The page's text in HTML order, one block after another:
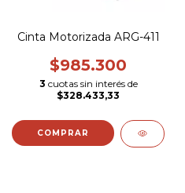
Cinta Motorizada ARG-411
$985.300
3 cuotas sin interés de
$328.433,33